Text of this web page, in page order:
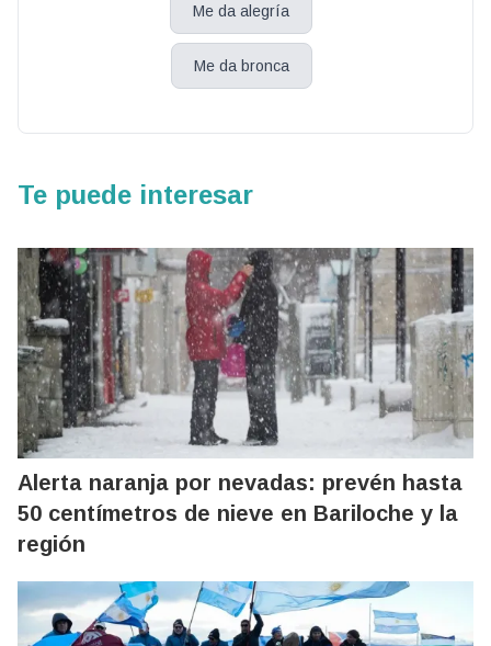
Me da alegría
Me da bronca
Te puede interesar
Alerta naranja por nevadas: prevén hasta
50 centímetros de nieve en Bariloche y la
región